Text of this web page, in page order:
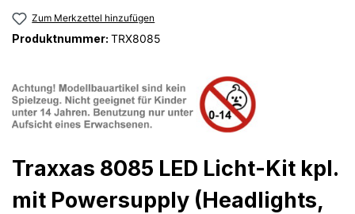
Zum Merkzettel hinzufügen
Produktnummer: TRX8085
Traxxas 8085 LED Licht-Kit kpl.
mit Powersupply (Headlights,